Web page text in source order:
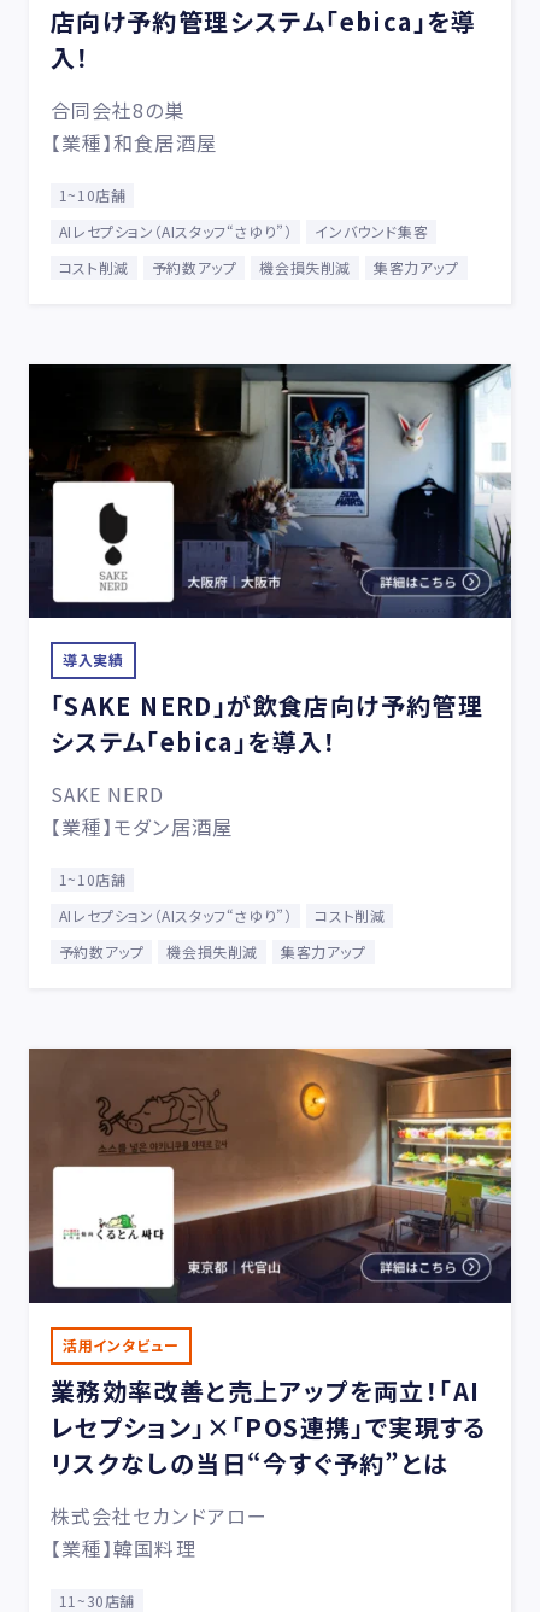
店向け予約管理システム「ebica」を導
入！
合同会社8の巣
【業種】和食居酒屋
1~10店舗
AIレセプション（AIスタッフ“さゆり”）
インバウンド集客
コスト削減
予約数アップ 機会損失削減 集客力アップ
導入実績
「SAKE NERD」が飲食店向け予約管理
システム「ebica」を導入！
SAKE NERD
【業種】モダン居酒屋
1~10店舗
AIレセプション（AIスタッフ“さゆり”）
コスト削減
予約数アップ
機会損失削減 集客力アップ
活用インタビュー
業務効率改善と売上アップを両立！「AI
レセプション」×「POS連携」で実現する
リスクなしの当日“今すぐ予約”とは
株式会社セカンドアロー
【業種】韓国料理
11~30店舗